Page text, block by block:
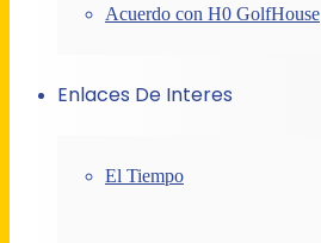
Acuerdo con H0 GolfHouse
Enlaces De Interes
El Tiempo